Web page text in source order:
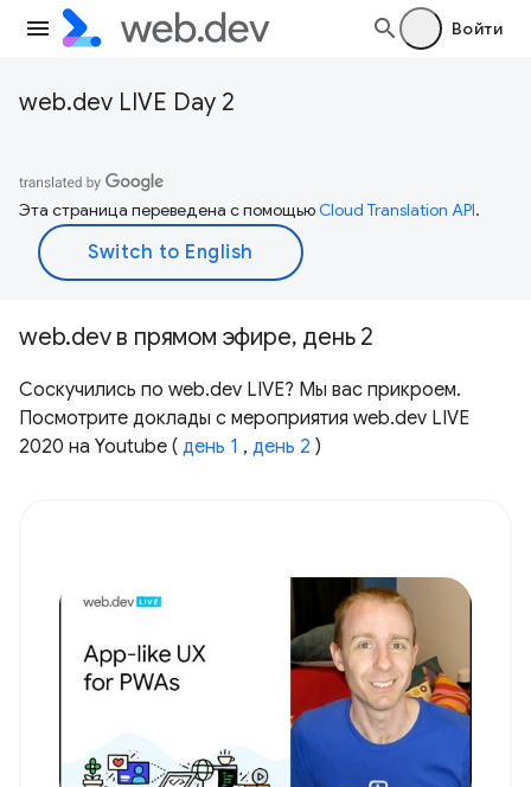
Войти
web.dev LIVE Day 2
Эта страница переведена с помощьюCloud Translation API.
web.dev в прямом эфире, день 2
Соскучились по web.dev LIVE? Мы вас прикроем.
Посмотрите доклады с мероприятия web.dev LIVE
2020 на Youtube ( день 1 , день 2 )